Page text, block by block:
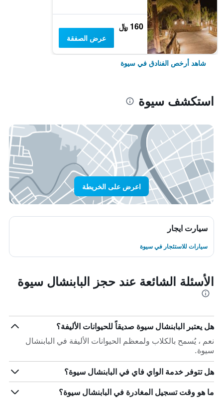
160 ﷼
عرض الصفقة
شاهد أرخص الفنادق في سيوة
استكشف سيوة
اعرض على الخريطة
سيارت ايجار
سيارات للاستئجار في سيوة
الأسئلة الشائعة عند حجز البابنشال سيوة
هل يعتبر البابنشال سيوة صديقاً للحيوانات الأليفة؟
نعم ، يُسمح بالكلاب ولمعظم الحيوانات الأليفة في البابنشال
سيوة.
هل تتوفر خدمة الواي فاي في البابنشال سيوة؟
ما هو وقت تسجيل المغادرة في البابنشال سيوة؟